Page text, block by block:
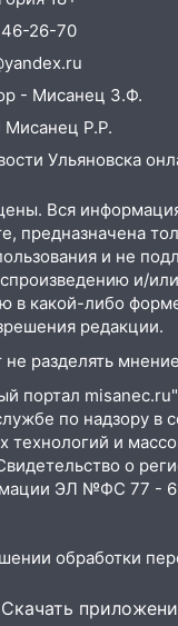
26-70
- Мисанец З.Ф.
Мисанец Р.Р.
Ульяновска
Вся
предназначена
и не
и/или
в какой-либо
редакции.
разделять
портал misanec.ru"
по надзору в
технологий и
о
ЭЛ №ФС 77 -
обработки
Скачать